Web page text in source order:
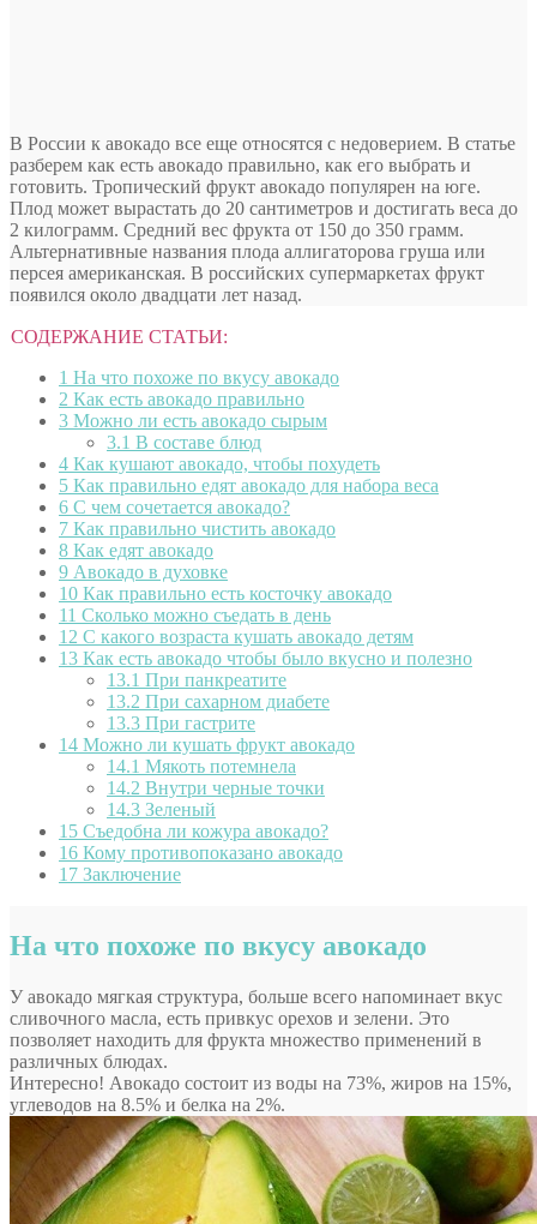
В России к авокадо все еще относятся с недоверием. В статье
разберем как есть авокадо правильно, как его выбрать и
готовить. Тропический фрукт авокадо популярен на юге.
Плод может вырастать до 20 сантиметров и достигать веса до
2 килограмм. Средний вес фрукта от 150 до 350 грамм.
Альтернативные названия плода аллигаторова груша или
персея американская. В российских супермаркетах фрукт
появился около двадцати лет назад.
СОДЕРЖАНИЕ СТАТЬИ:
1 На что похоже по вкусу авокадо
2 Как есть авокадо правильно
3 Можно ли есть авокадо сырым
3.1 В составе блюд
4 Как кушают авокадо, чтобы похудеть
5 Как правильно едят авокадо для набора веса
6 С чем сочетается авокадо?
7 Как правильно чистить авокадо
8 Как едят авокадо
9 Авокадо в духовке
10 Как правильно есть косточку авокадо
11 Сколько можно съедать в день
12 С какого возраста кушать авокадо детям
13 Как есть авокадо чтобы было вкусно и полезно
13.1 При панкреатите
13.2 При сахарном диабете
13.3 При гастрите
14 Можно ли кушать фрукт авокадо
14.1 Мякоть потемнела
14.2 Внутри черные точки
14.3 Зеленый
15 Съедобна ли кожура авокадо?
16 Кому противопоказано авокадо
17 Заключение
На что похоже по вкусу авокадо
У авокадо мягкая структура, больше всего напоминает вкус
сливочного масла, есть привкус орехов и зелени. Это
позволяет находить для фрукта множество применений в
различных блюдах.
Интересно! Авокадо состоит из воды на 73%, жиров на 15%,
углеводов на 8.5% и белка на 2%.